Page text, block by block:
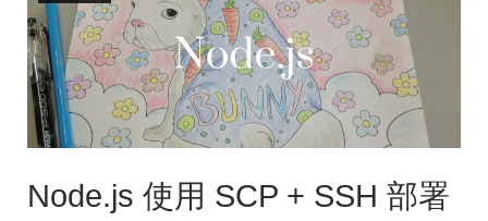
Node.js 使用 SCP + SSH 部署